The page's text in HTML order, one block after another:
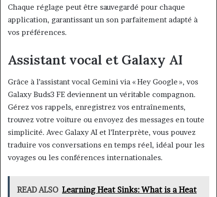
Chaque réglage peut être sauvegardé pour chaque
application, garantissant un son parfaitement adapté à
vos préférences.
Assistant vocal et Galaxy AI
Grâce à l’assistant vocal Gemini via « Hey Google », vos
Galaxy Buds3 FE deviennent un véritable compagnon.
Gérez vos rappels, enregistrez vos entraînements,
trouvez votre voiture ou envoyez des messages en toute
simplicité. Avec Galaxy AI et l’Interprète, vous pouvez
traduire vos conversations en temps réel, idéal pour les
voyages ou les conférences internationales.
READ ALSO Learning Heat Sinks: What is a Heat